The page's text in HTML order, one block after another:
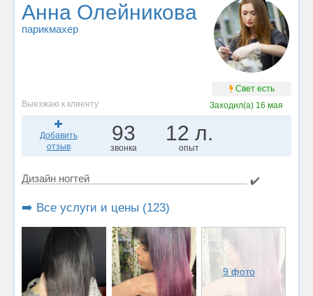
Анна Олейникова
парикмахер
Свет есть
Выезжаю к клиенту
Заходил(а) 16 мая
Добавить
отзыв
93
звонка
12 л.
опыт
Дизайн ногтей ✔️
➡️ Все услуги и цены (123)
9 фото